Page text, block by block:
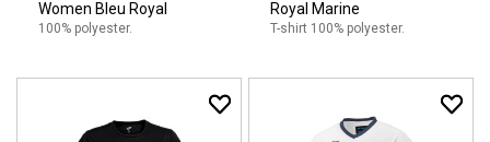
Women Bleu Royal
100% polyester.
Royal Marine
T-shirt 100% polyester.